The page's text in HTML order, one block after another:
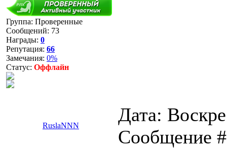
Группа: Проверенные
Сообщений: 73
Награды: 0
Репутация: 66
Замечания: 0%
Статус: Оффлайн
RuslaNNN
Дата:
Сообщение